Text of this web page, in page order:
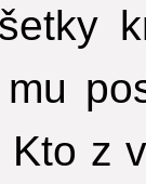
Kto z